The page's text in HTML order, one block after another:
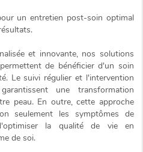
un entretien post-soin optimal
et innovante, nos solutions
de bénéficier d'un soin
Le suivi régulier et l'intervention
une transformation
peau. En outre, cette approche
seulement les symptômes de
la qualité de vie en
de soi.